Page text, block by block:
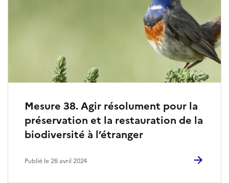
Mesure 38. Agir résolument pour la
préservation et la restauration de la
biodiversité à l’étranger
Publié le 26 avril 2024